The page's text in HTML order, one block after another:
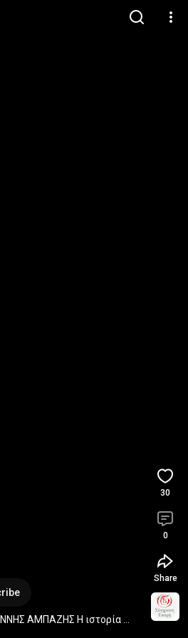
ΑΜΠΑΖΗΣ Η ιστορία
30
0
Share